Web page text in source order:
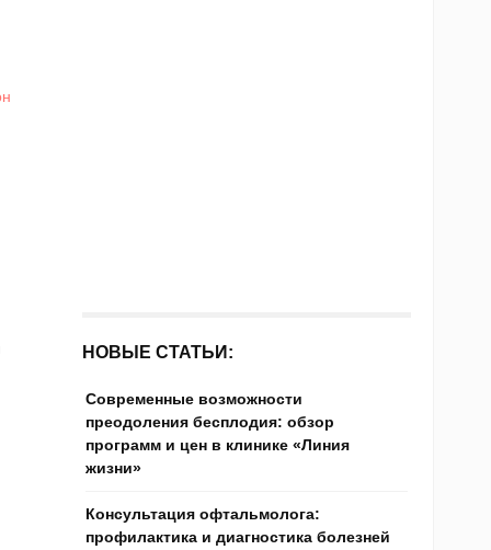
НОВЫЕ СТАТЬИ:
Современные возможности
преодоления бесплодия: обзор
программ и цен в клинике «Линия
жизни»
Консультация офтальмолога:
профилактика и диагностика болезней